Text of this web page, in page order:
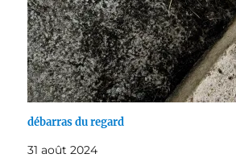
débarras du regard
31 août 2024